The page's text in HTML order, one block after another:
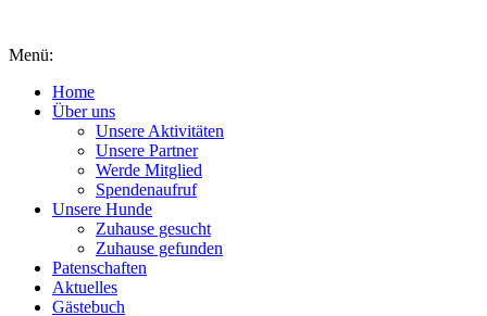
Menü:
Home
Über uns
Unsere Aktivitäten
Unsere Partner
Werde Mitglied
Spendenaufruf
Unsere Hunde
Zuhause gesucht
Zuhause gefunden
Patenschaften
Aktuelles
Gästebuch